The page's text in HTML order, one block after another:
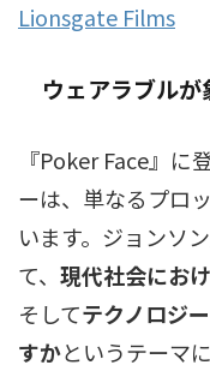
Lionsgate Films
ウェアラブル
『Poker Face』に
ーは、単なるプロ
います。ジョンソ
て、 現代社会にお
そしてテクノロジ
すかというテーマに